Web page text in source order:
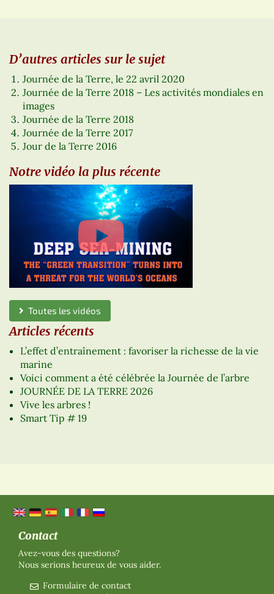
D’autres articles sur le sujet
Journée de la Terre, le 22 avril 2020
Journée de la Terre 2018 – Les activités mondiales en
images
Journée de la Terre 2018
Journée de la Terre 2017
Jour de la Terre 2016
Notre vidéo la plus récente
Toutes les vidéos
Articles récents
L’effet d’entraînement : favoriser la richesse de la vie
marine
Voici comment a été célébrée la Journée de l’arbre
JOURNÉE DE LA TERRE 2026
Vive les arbres !
Smart Tip # 19
Contact
Avez-vous des questions?
Nous serions heureux de vous aider.
Formulaire de contact